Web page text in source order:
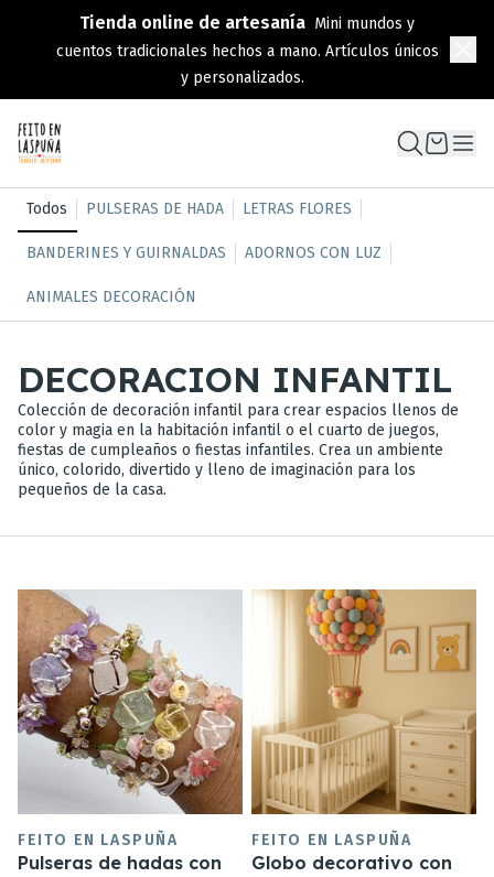
Tienda online de artesanía Mini mundos y
cuentos tradicionales hechos a mano. Artículos únicos
y personalizados.
Todos PULSERAS DE HADA LETRAS FLORES
BANDERINES Y GUIRNALDAS ADORNOS CON LUZ
ANIMALES DECORACIÓN
DECORACION INFANTIL
Colección de decoración infantil para crear espacios llenos de
color y magia en la habitación infantil o el cuarto de juegos,
fiestas de cumpleaños o fiestas infantiles. Crea un ambiente
único, colorido, divertido y lleno de imaginación para los
pequeños de la casa.
FEITO EN LASPUÑA
Pulseras de hadas con
FEITO EN LASPUÑA
Globo decorativo con